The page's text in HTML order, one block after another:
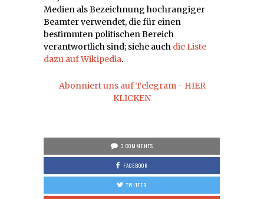
Medien als Bezeichnung hochrangiger
Beamter verwendet, die für einen
bestimmten politischen Bereich
verantwortlich sind; siehe auch die Liste
dazu auf Wikipedia.
Abonniert uns auf Telegram - HIER
KLICKEN
3 COMMENTS
FACEBOOK
TWITTER